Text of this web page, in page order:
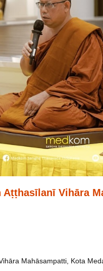
Aṭṭhasīlanī Vihāra
Mahāsampatti, Kota